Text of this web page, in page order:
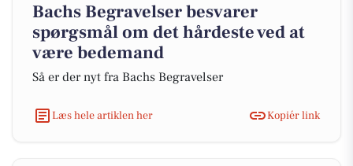
Bachs Begravelser besvarer
spørgsmål om det hårdeste ved at
være bedemand
Så er der nyt fra Bachs Begravelser
Læs hele artiklen her Kopiér link